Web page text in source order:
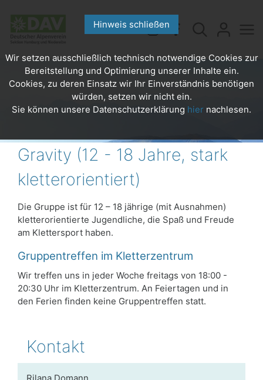
Gravity (12 - 18 Jahre, stark
kletterorientiert)
Die Gruppe ist für 12 – 18 jährige (mit Ausnahmen)
kletterorientierte Jugendliche, die Spaß und Freude
am Klettersport haben.
Gruppentreffen im Kletterzentrum
Wir treffen uns in jeder Woche freitags von 18:00 -
20:30 Uhr im Kletterzentrum. An Feiertagen und in
den Ferien finden keine Gruppentreffen statt.
Kontakt
Hinweis schließen
Wir setzen ausschließlich technisch notwendige Cookies zur
Bereitstellung und Optimierung unserer Inhalte ein.
Cookies, zu deren Einsatz wir Ihr Einverständnis benötigen
würden, setzen wir nicht ein.
Sie können unsere Datenschutzerklärung hier nachlesen.